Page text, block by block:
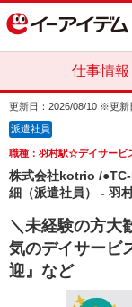
仕事情報
更新日：2026/08/10 ※更新
派遣社員
職種：羽村駅☆デイサービ
株式会社kotrio /
細（派遣社員） - 羽
＼未経験の方大
気のデイサービ
迎』など